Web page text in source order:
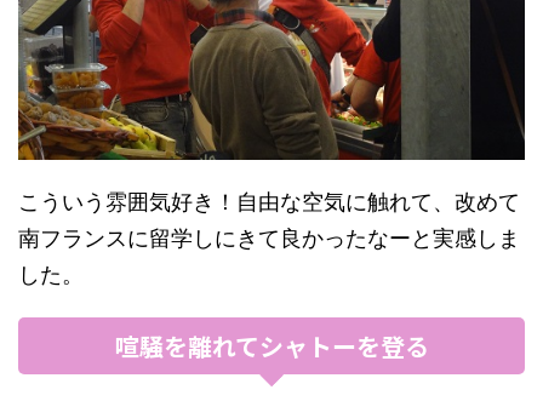
こういう雰囲気好き！自由な空気に触れて、改めて
南フランスに留学しにきて良かったなーと実感しま
した。
喧騒を離れてシャトーを登る